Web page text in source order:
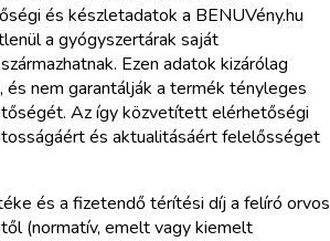
és készletadatok a BENUVény.hu
a gyógyszertárak saját
Ezen adatok kizárólag
nem garantálják a termék tényleges
Az így közvetített elérhetőségi
és aktualitásáért felelősséget
és a fizetendő térítési díj a felíró orvos
(normatív, emelt vagy kiemelt